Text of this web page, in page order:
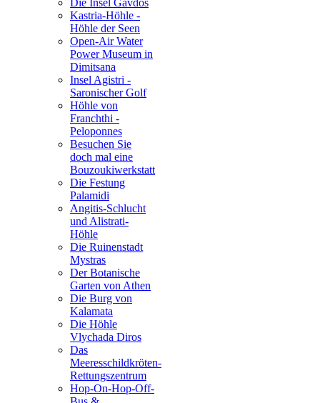
Die Insel Gavdos
Kastria-Höhle -
Höhle der Seen
Open-Air Water
Power Museum in
Dimitsana
Insel Agistri -
Saronischer Golf
Höhle von
Franchthi -
Peloponnes
Besuchen Sie
doch mal eine
Bouzoukiwerkstatt
Die Festung
Palamidi
Angitis-Schlucht
und Alistrati-
Höhle
Die Ruinenstadt
Mystras
Der Botanische
Garten von Athen
Die Burg von
Kalamata
Die Höhle
Vlychada Diros
Das
Meeresschildkröten-
Rettungszentrum
Hop-On-Hop-Off-